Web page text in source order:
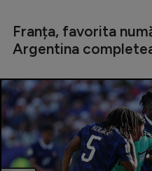
Clasamente
Tenis
Handbal
Natație
Franța, favorita
Argentina